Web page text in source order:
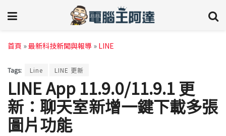
首頁 »最新科技新聞與報導 » LINE
Tags: Line LINE 更新
LINE App 11.9.0/11.9.1 更
新：聊天室新增一鍵下載多張
圖片功能